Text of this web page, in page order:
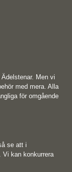
Men vi
med mera. Alla
för omgående
se att i
Vi kan konkurrera